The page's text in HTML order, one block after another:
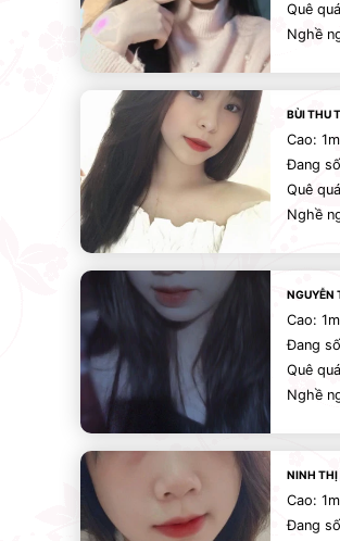
Quê
Nghề
BÙI THU
Cao:
Đang
Quê
Nghề
NGUYỄN
Cao:
Đang
Quê
Nghề
NINH
Cao:
Đang